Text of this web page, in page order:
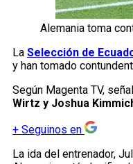
Alemania toma
La Selección de
y han tomado
Según Magenta TV,
Wirtz y Joshua
+ Seguinos en
La ida del entrenador,